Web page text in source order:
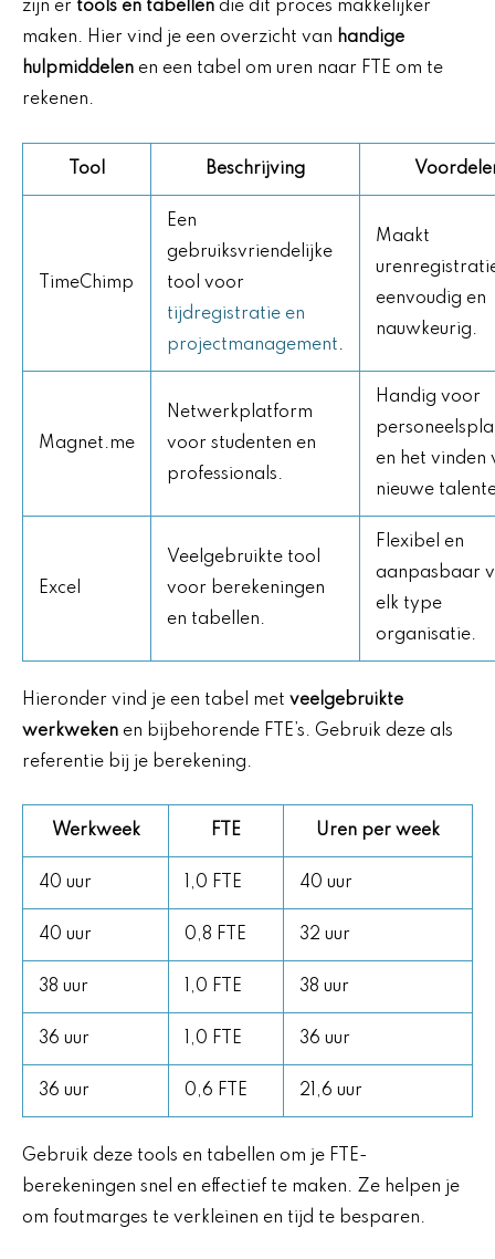
zijn er tools en tabellen die dit proces makkelijker
maken. Hier vind je een overzicht van handige
hulpmiddelen en een tabel om uren naar FTE om te
rekenen.
Tool Beschrijving
TimeChimp
Een
gebruiksvriendelijke
tool voor
tijdregistratie en
projectmanagement.
Maakt
eenvoudig en
nauwkeurig.
Magnet.me
Netwerkplatform
voor studenten en
professionals.
Handig voor
en het vinden
nieuwe
Excel
Veelgebruikte tool
voor berekeningen
en tabellen.
Flexibel en
aanpasbaar
elk type
organisatie.
Hieronder vind je een tabel met veelgebruikte
werkweken en bijbehorende FTE’s. Gebruik deze als
referentie bij je berekening.
Werkweek FTE Uren per week
40 uur 1,0 FTE 40 uur
40 uur 0,8 FTE 32 uur
38 uur 1,0 FTE 38 uur
36 uur 1,0 FTE 36 uur
36 uur 0,6 FTE 21,6 uur
Gebruik deze tools en tabellen om je FTE-
berekeningen snel en effectief te maken. Ze helpen je
om foutmarges te verkleinen en tijd te besparen.